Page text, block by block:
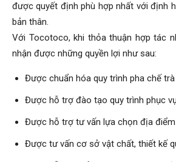
được quyết định phù hợp nhất với định
bản thân.
Với Tocotoco, khi thỏa thuận hợp tác
nhận được những quyền lợi như sau:
Được chuẩn hóa quy trình pha chế
Được hỗ trợ đào tạo quy trình phục
Được hỗ trợ tư vấn lựa chọn địa điểm
Được tư vấn cơ sở vật chất, thiết kế